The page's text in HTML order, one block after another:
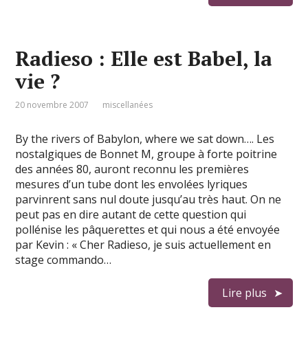
Radieso : Elle est Babel, la
vie ?
20 novembre 2007 miscellanées
By the rivers of Babylon, where we sat down…. Les
nostalgiques de Bonnet M, groupe à forte poitrine
des années 80, auront reconnu les premières
mesures d’un tube dont les envolées lyriques
parvinrent sans nul doute jusqu’au très haut. On ne
peut pas en dire autant de cette question qui
pollénise les pâquerettes et qui nous a été envoyée
par Kevin : « Cher Radieso, je suis actuellement en
stage commando…
Lire plus